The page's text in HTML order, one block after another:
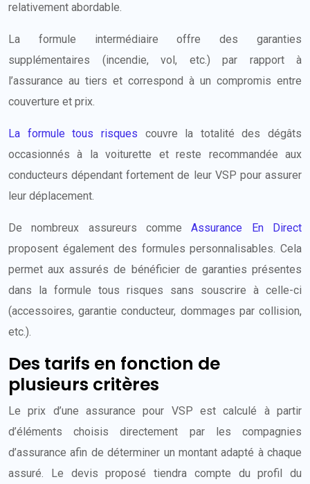
relativement abordable.
La formule intermédiaire offre des garanties
supplémentaires (incendie, vol, etc.) par rapport à
l’assurance au tiers et correspond à un compromis entre
couverture et prix.
La formule tous risques couvre la totalité des dégâts
occasionnés à la voiturette et reste recommandée aux
conducteurs dépendant fortement de leur VSP pour assurer
leur déplacement.
De nombreux assureurs commeAssurance En Direct
proposent également des formules personnalisables. Cela
permet aux assurés de bénéficier de garanties présentes
dans la formule tous risques sans souscrire à celle-ci
(accessoires, garantie conducteur, dommages par collision,
etc.).
Des tarifs en fonction de
plusieurs critères
Le prix d’une assurance pour VSP est calculé à partir
d’éléments choisis directement par les compagnies
d’assurance afin de déterminer un montant adapté à chaque
assuré. Le devis proposé tiendra compte du profil du